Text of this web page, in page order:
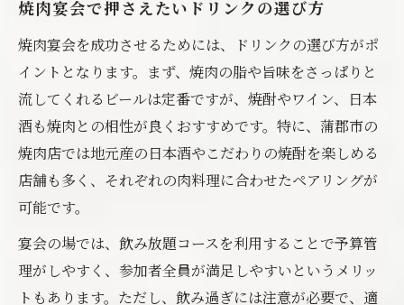
焼肉宴会で押さえたいドリンクの選び方
焼肉宴会を成功させるためには、ドリンクの選び方がポ
イントとなります。まず、焼肉の脂や旨味をさっぱりと
流してくれるビールは定番ですが、焼酎やワイン、日本
酒も焼肉との相性が良くおすすめです。特に、蒲郡市の
焼肉店では地元産の日本酒やこだわりの焼酎を楽しめる
店舗も多く、それぞれの肉料理に合わせたペアリングが
可能です。
宴会の場では、飲み放題コースを利用することで予算管
理がしやすく、参加者全員が満足しやすいというメリッ
トもあります。ただし、飲み過ぎには注意が必要で、適